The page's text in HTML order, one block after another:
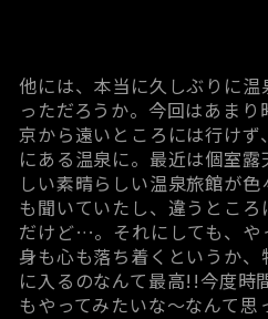
他には、本当に久しぶりに
っただろうか。今回はあま
京から遠いところには行け
にある温泉に。最近は個室
しい素晴らしい温泉旅館が
も聞いていたし、違うとこ
だけど…。それにしても、や
身も心も落ち着くというか
に入るのなんて最高!!今度時
もやってみたいな～なんて思